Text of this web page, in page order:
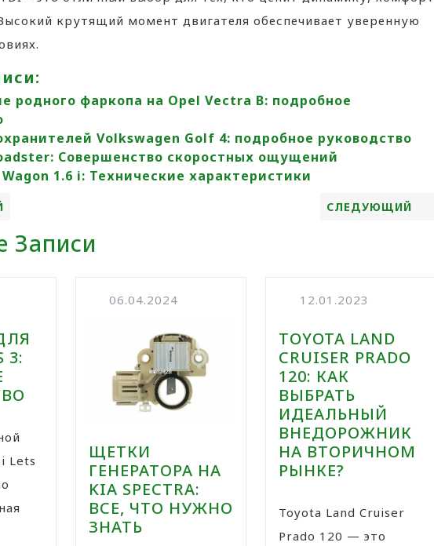
крутящий момент двигателя обеспечивает уверенную
родного фаркопа на Opel Vectra B: подробное
Volkswagen Golf 4: подробное руководство
Совершенство скоростных ощущений
1.6 i: Технические характеристики
СЛЕДУЮЩИЙ
Записи
3:
Lets
06.04.2024
ЩЕТКИ
ГЕНЕРАТОРА НА
KIA SPECTRA:
ВСЕ, ЧТО НУЖНО
ЗНАТЬ
12.01.2023
TOYOTA LAND
CRUISER PRADO
120: КАК
ВЫБРАТЬ
ИДЕАЛЬНЫЙ
ВНЕДОРОЖНИК
НА ВТОРИЧНОМ
РЫНКЕ?
Toyota Land Cruiser
Prado 120 — это